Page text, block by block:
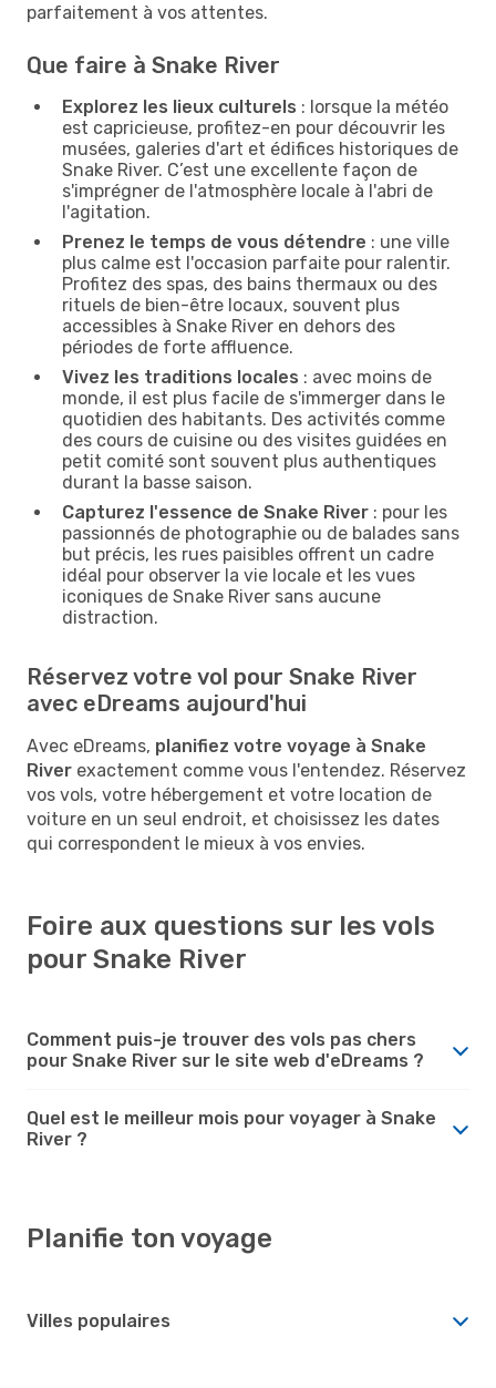
parfaitement à vos attentes.
Que faire à Snake River
Explorez les lieux culturels : lorsque la météo
est capricieuse, profitez-en pour découvrir les
musées, galeries d'art et édifices historiques de
Snake River. C’est une excellente façon de
s'imprégner de l'atmosphère locale à l'abri de
l'agitation.
Prenez le temps de vous détendre : une ville
plus calme est l'occasion parfaite pour ralentir.
Profitez des spas, des bains thermaux ou des
rituels de bien-être locaux, souvent plus
accessibles à Snake River en dehors des
périodes de forte affluence.
Vivez les traditions locales : avec moins de
monde, il est plus facile de s'immerger dans le
quotidien des habitants. Des activités comme
des cours de cuisine ou des visites guidées en
petit comité sont souvent plus authentiques
durant la basse saison.
Capturez l'essence de Snake River : pour les
passionnés de photographie ou de balades sans
but précis, les rues paisibles offrent un cadre
idéal pour observer la vie locale et les vues
iconiques de Snake River sans aucune
distraction.
Réservez votre vol pour Snake River
avec eDreams aujourd'hui
Avec eDreams, planifiez votre voyage à Snake
River exactement comme vous l'entendez. Réservez
vos vols, votre hébergement et votre location de
voiture en un seul endroit, et choisissez les dates
qui correspondent le mieux à vos envies.
Foire aux questions sur les vols
pour Snake River
Comment puis-je trouver des vols pas chers
pour Snake River sur le site web d'eDreams ?
Quel est le meilleur mois pour voyager à Snake
River ?
Planifie ton voyage
Villes populaires